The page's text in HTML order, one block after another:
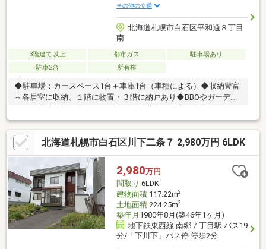
その他の交通
北海道札幌市白石区平和通８丁目
南
3階建て以上 都市ガス
駐車場あり
駐車2台
所有権
◆駐車場：カースペース1台＋車庫1台（車種による）◆収納豊富
～各居室に収納、１階に物置・３階に納戸あり◆BBQやガーデニ
り・風通し良好◆地下鉄「南郷７丁目」駅・JR「白石」駅のダブ
ルアクセス～Life information～ ・ローソン札幌平和通七丁目
店 約330ｍ ・札幌白石郵便局 約160ｍ ・平和通公園 約
190ｍ ・コープさっぽろ ほんどおり店 約460ｍ ・恵佑会札幌
病院 約590ｍ ・本通小学校 約100ｍ ・柏丘中学校 約130
ｍ
北海道札幌市白石区川下二条７ 2,980万円 6LDK
2,980万円
間取り 6LDK
建物面積117.22m2
土地面積224.25m2
築年月 1980年8月(築46年1ヶ月)
地下鉄東西線 南郷７丁目駅 バス19
分/「下川下」バス停 停歩2分